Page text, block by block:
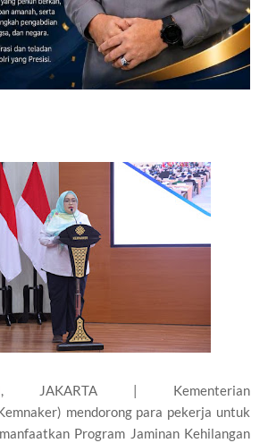
, JAKARTA | Kementerian
mendorong para pekerja untuk
Program Jaminan Kehilangan